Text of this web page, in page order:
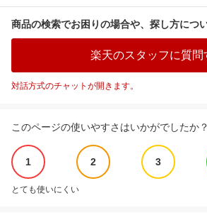
商品の検索でお困りの場合や、探し方につ
楽天のスタッフに質問
対話方式のチャットが開きます。
このページの使いやすさはいかがでしたか？
1 2 3
とても使いにくい